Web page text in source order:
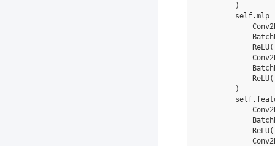
)
self.
ReLU
ReLU
)
self.
ReLU